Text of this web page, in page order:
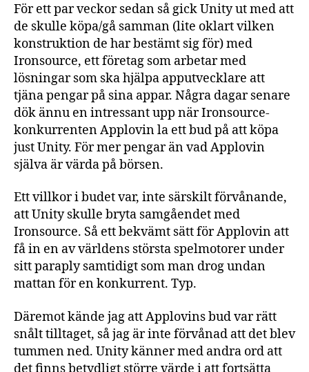
För ett par veckor sedan så gick Unity ut med att
de skulle köpa/gå samman (lite oklart vilken
konstruktion de har bestämt sig för) med
Ironsource, ett företag som arbetar med
lösningar som ska hjälpa apputvecklare att
tjäna pengar på sina appar. Några dagar senare
dök ännu en intressant upp när Ironsource-
konkurrenten Applovin la ett bud på att köpa
just Unity. För mer pengar än vad Applovin
själva är värda på börsen.
Ett villkor i budet var, inte särskilt förvånande,
att Unity skulle bryta samgåendet med
Ironsource. Så ett bekvämt sätt för Applovin att
få in en av världens största spelmotorer under
sitt paraply samtidigt som man drog undan
mattan för en konkurrent. Typ.
Däremot kände jag att Applovins bud var rätt
snålt tilltaget, så jag är inte förvånad att det blev
tummen ned. Unity känner med andra ord att
det finns betydligt större värde i att fortsätta